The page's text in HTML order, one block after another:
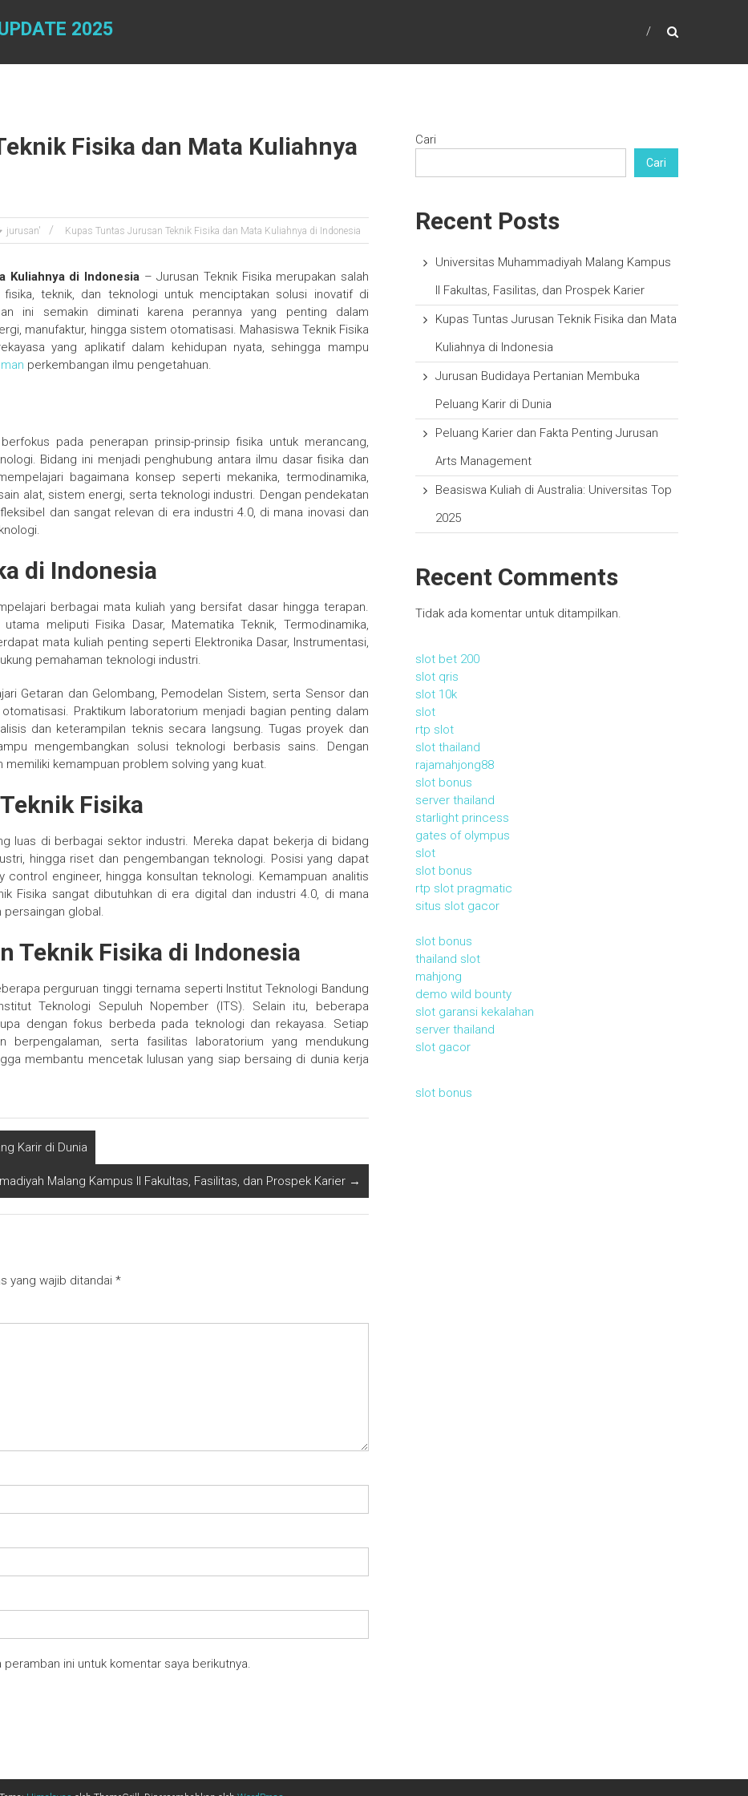
2025
Fisika dan Mata Kuliahnya
jurusan' Kupas Tuntas Jurusan Teknik Fisika dan Mata Kuliahnya di Indonesia
Kuliahnya di Indonesia– Jurusan Teknik Fisika merupakan salah
teknik, dan teknologi untuk menciptakan solusi inovatif di
ini semakin diminati karena perannya yang penting dalam
manufaktur, hingga sistem otomatisasi. Mahasiswa Teknik Fisika
yang aplikatif dalam kehidupan nyata, sehingga mampu
perkembangan ilmu pengetahuan.
pada penerapan prinsip-prinsip fisika untuk merancang,
Bidang ini menjadi penghubung antara ilmu dasar fisika dan
bagaimana konsep seperti mekanika, termodinamika,
alat, sistem energi, serta teknologi industri. Dengan pendekatan
dan sangat relevan di era industri 4.0, di mana inovasi dan
di Indonesia
berbagai mata kuliah yang bersifat dasar hingga terapan.
meliputi Fisika Dasar, Matematika Teknik, Termodinamika,
mata kuliah penting seperti Elektronika Dasar, Instrumentasi,
pemahaman teknologi industri.
Getaran dan Gelombang, Pemodelan Sistem, serta Sensor dan
Praktikum laboratorium menjadi bagian penting dalam
dan keterampilan teknis secara langsung. Tugas proyek dan
mengembangkan solusi teknologi berbasis sains. Dengan
memiliki kemampuan problem solving yang kuat.
Fisika
luas di berbagai sektor industri. Mereka dapat bekerja di bidang
hingga riset dan pengembangan teknologi. Posisi yang dapat
control engineer, hingga konsultan teknologi. Kemampuan analitis
Fisika sangat dibutuhkan di era digital dan industri 4.0, di mana
persaingan global.
Teknik Fisika di Indonesia
perguruan tinggi ternama seperti Institut Teknologi Bandung
Teknologi Sepuluh Nopember (ITS). Selain itu, beberapa
dengan fokus berbeda pada teknologi dan rekayasa. Setiap
berpengalaman, serta fasilitas laboratorium yang mendukung
membantu mencetak lulusan yang siap bersaing di dunia kerja
Karir di Dunia
Malang Kampus II Fakultas, Fasilitas, dan Prospek Karier →
yang wajib ditandai *
ini untuk komentar saya berikutnya.
Cari
Cari
Recent Posts
Universitas Muhammadiyah Malang Kampus
II Fakultas, Fasilitas, dan Prospek Karier
Kupas Tuntas Jurusan Teknik Fisika dan Mata
Kuliahnya di Indonesia
Jurusan Budidaya Pertanian Membuka
Peluang Karir di Dunia
Peluang Karier dan Fakta Penting Jurusan
Arts Management
Beasiswa Kuliah di Australia: Universitas Top
2025
Recent Comments
Tidak ada komentar untuk ditampilkan.
slot bet 200
slot qris
slot 10k
slot
rtp slot
slot thailand
rajamahjong88
slot bonus
server thailand
starlight princess
gates of olympus
slot
slot bonus
rtp slot pragmatic
situs slot gacor
slot bonus
thailand slot
mahjong
demo wild bounty
slot garansi kekalahan
server thailand
slot gacor
slot bonus